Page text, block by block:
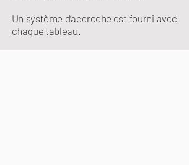
Un système d’accroche est fourni avec
chaque tableau.